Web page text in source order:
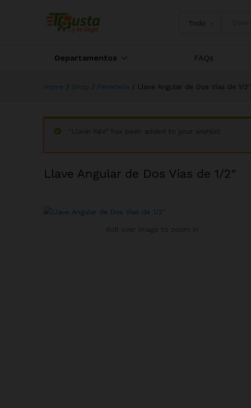
Todo
Departamentos FAQs
Home / Shop / Ferretería / Llave Angular de Dos Vías de 1/2″
“Llavín Yale” has been added to your wishlist
Llave Angular de Dos Vías de 1/2″
Llave Angular de Dos Vías de 1/2″
Descripción